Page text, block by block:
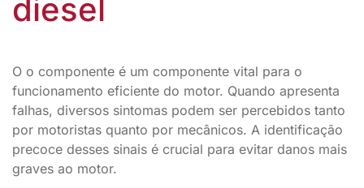
diesel
O o componente é um componente vital para o
funcionamento eficiente do motor. Quando apresenta
falhas, diversos sintomas podem ser percebidos tanto
por motoristas quanto por mecânicos. A identificação
precoce desses sinais é crucial para evitar danos mais
graves ao motor.